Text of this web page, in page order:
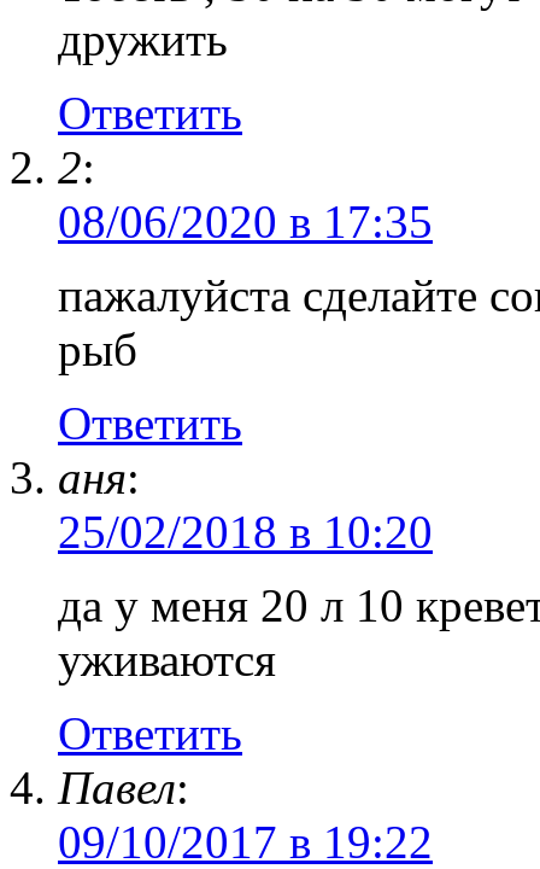
дружить
Ответить
2:
08/06/2020 в 17:35
пажалуйста сделайте
рыб
Ответить
аня:
25/02/2018 в 10:20
да у меня 20 л 10
уживаются
Ответить
Павел:
09/10/2017 в 19:22